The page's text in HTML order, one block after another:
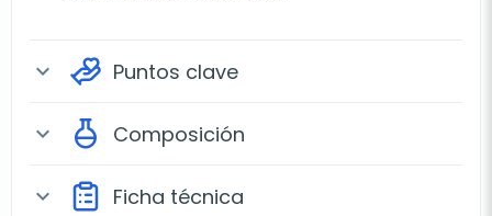
expand_more Puntos clave
expand_more Composición
expand_more Ficha técnica